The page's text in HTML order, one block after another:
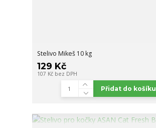
Stelivo Mikeš 10 kg
129 Kč
107 Kč bez DPH
Přidat do košíku